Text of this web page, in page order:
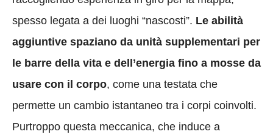
spesso legata a dei luoghi “nascosti”. Le abilità
aggiuntive spaziano da unità supplementari per
le barre della vita e dell’energia fino a mosse da
usare con il corpo, come una testata che
permette un cambio istantaneo tra i corpi coinvolti.
Purtroppo questa meccanica, che induce a